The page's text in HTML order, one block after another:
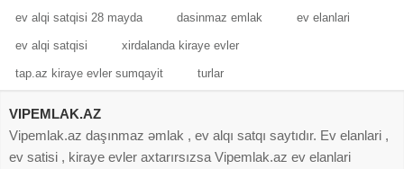
ev alqi satqisi 28 mayda dasinmaz emlak ev elanlari
ev alqi satqisi xirdalanda kiraye evler
tap.az kiraye evler sumqayit turlar
VIPEMLAK.AZ
Vipemlak.az daşınmaz əmlak , ev alqı satqı saytıdır. Ev elanlari ,
ev satisi , kiraye evler axtarırsızsa Vipemlak.az ev elanlari